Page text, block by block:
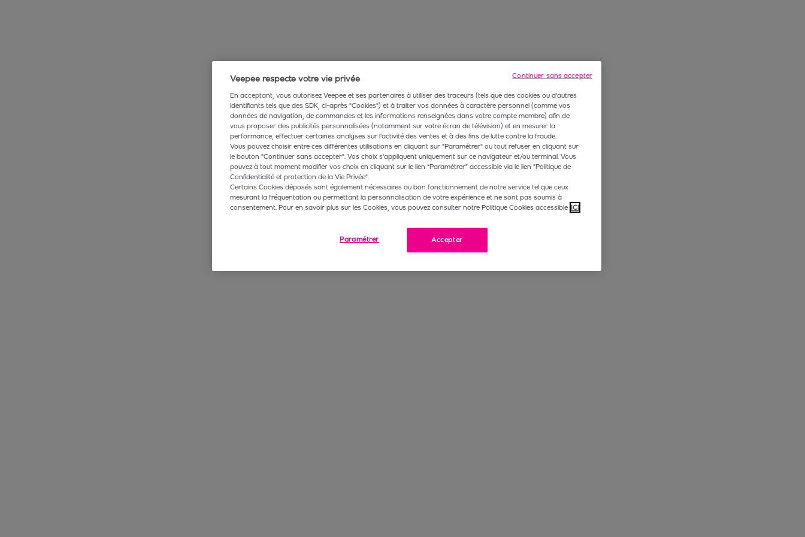
Veepee respecte votre vie privée
En acceptant, vous autorisez Veepee et ses partenaires à utiliser des traceurs (tels que des cookies ou d'autres
identifiants tels que des SDK, ci-après "Cookies") et à traiter vos données à caractère personnel (comme vos
données de navigation, de commandes et les informations renseignées dans votre compte membre) afin de
vous proposer des publicités personnalisées (notamment sur votre écran de télévision) et en mesurer la
performance, effectuer certaines analyses sur l'activité des ventes et à des fins de lutte contre la fraude.
Vous pouvez choisir entre ces différentes utilisations en cliquant sur "Paramétrer" ou tout refuser en cliquant sur
le bouton "Continuer sans accepter". Vos choix s'appliquent uniquement sur ce navigateur et/ou terminal. Vous
pouvez à tout moment modifier vos choix en cliquant sur le lien “Paramétrer” accessible via le lien "Politique de
Confidentialité et protection de la Vie Privée".
Certains Cookies déposés sont également nécessaires au bon fonctionnement de notre service tel que ceux
mesurant la fréquentation ou permettant la personnalisation de votre expérience et ne sont pas soumis à
consentement. Pour en savoir plus sur les Cookies, vous pouvez consulter notre Politique Cookies accessible ICI
Accepter
Paramétrer
Continuer sans accepter